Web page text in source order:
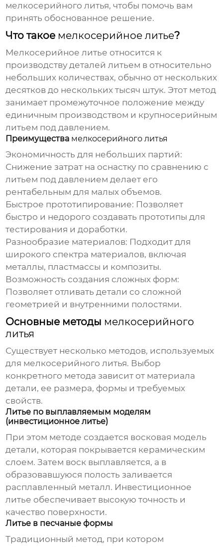
мелкосерийного литья, чтобы помочь вам
принять обоснованное решение.
Что такое мелкосерийное литье?
Мелкосерийное литье относится к
производству деталей литьем в относительно
небольших количествах, обычно от нескольких
десятков до нескольких тысяч штук. Этот метод
занимает промежуточное положение между
единичным производством и крупносерийным
литьем под давлением.
Преимущества мелкосерийного литья
Экономичность для небольших партий:
Снижение затрат на оснастку по сравнению с
литьем под давлением делает его
рентабельным для малых объемов.
Быстрое прототипирование: Позволяет
быстро и недорого создавать прототипы для
тестирования и доработки.
Разнообразие материалов: Подходит для
широкого спектра материалов, включая
металлы, пластмассы и композиты.
Возможность создания сложных форм:
Позволяет отливать детали со сложной
геометрией и внутренними полостями.
Основные методы мелкосерийного
литья
Существует несколько методов, используемых
для мелкосерийного литья. Выбор
конкретного метода зависит от материала
детали, ее размера, формы и требуемых
свойств.
Литье по выплавляемым моделям
(инвестиционное литье)
При этом методе создается восковая модель
детали, которая покрывается керамическим
слоем. Затем воск выплавляется, а в
образовавшуюся полость заливается
расплавленный металл. Инвестиционное
литье обеспечивает высокую точность и
качество поверхности.
Литье в песчаные формы
Традиционный метод, при котором